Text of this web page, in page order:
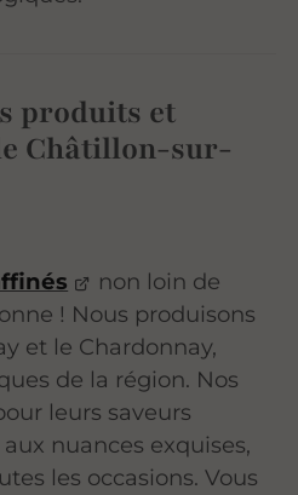
produits et
Châtillon-sur-
non loin de
! Nous produisons
et le Chardonnay,
de la région. Nos
leurs saveurs
nuances exquises,
les occasions. Vous